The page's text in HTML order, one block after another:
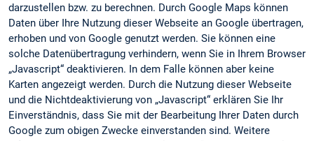
darzustellen bzw. zu berechnen. Durch Google Maps können
Daten über Ihre Nutzung dieser Webseite an Google übertragen,
erhoben und von Google genutzt werden. Sie können eine
solche Datenübertragung verhindern, wenn Sie in Ihrem Browser
„Javascript“ deaktivieren. In dem Falle können aber keine
Karten angezeigt werden. Durch die Nutzung dieser Webseite
und die Nichtdeaktivierung von „Javascript“ erklären Sie Ihr
Einverständnis, dass Sie mit der Bearbeitung Ihrer Daten durch
Google zum obigen Zwecke einverstanden sind. Weitere